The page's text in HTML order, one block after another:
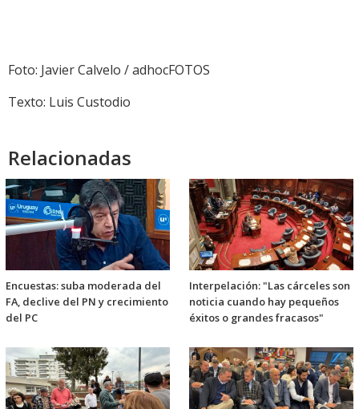
Foto: Javier Calvelo / adhocFOTOS
Texto: Luis Custodio
Relacionadas
Encuestas: suba moderada del
FA, declive del PN y crecimiento
del PC
Interpelación: "Las cárceles son
noticia cuando hay pequeños
éxitos o grandes fracasos"